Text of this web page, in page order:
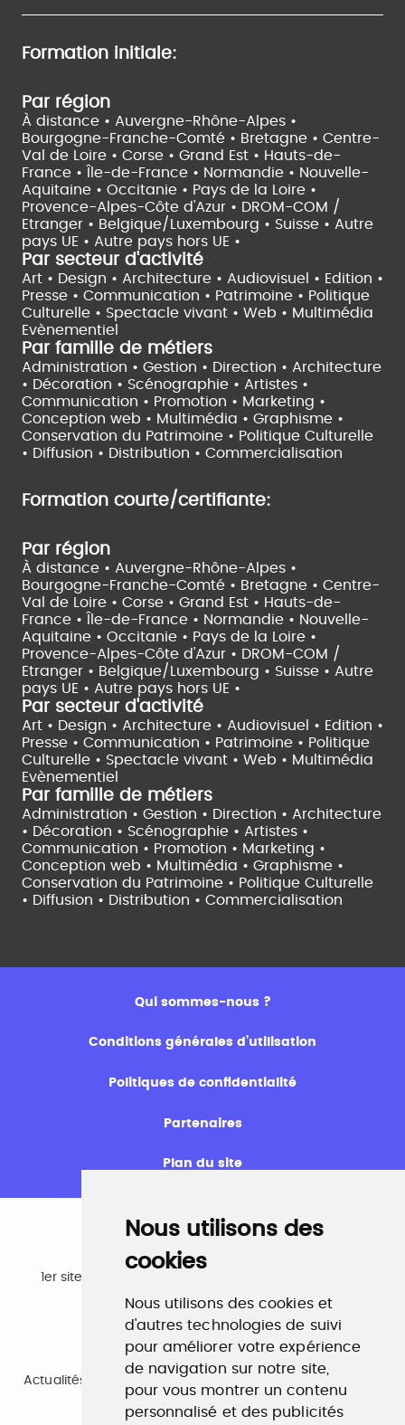
Nous utilisons des
cookies
Nous utilisons des cookies et
d'autres technologies de suivi
pour améliorer votre expérience
de navigation sur notre site,
pour vous montrer un contenu
personnalisé et des publicités
Formation initiale:
Par région
À distance • Auvergne-Rhône-Alpes •
Bourgogne-Franche-Comté • Bretagne • Centre-
Val de Loire • Corse • Grand Est • Hauts-de-
France •
Île-de-France • Normandie • Nouvelle-
Aquitaine • Occitanie • Pays de la Loire •
Provence-Alpes-Côte d'Azur • DROM-COM /
Etranger • Belgique/Luxembourg • Suisse • Autre
pays UE • Autre pays hors UE •
Par secteur d'activité
Art • Design • Architecture • Audiovisuel • Edition •
Presse • Communication • Patrimoine • Politique
Culturelle • Spectacle vivant • Web • Multimédia
Evènementiel
Par famille de métiers
Administration • Gestion • Direction • Architecture
• Décoration • Scénographie • Artistes •
Communication • Promotion • Marketing •
Conception web • Multimédia • Graphisme •
Conservation du Patrimoine • Politique Culturelle
• Diffusion • Distribution • Commercialisation
Formation courte/certifiante:
Par région
À distance • Auvergne-Rhône-Alpes •
Bourgogne-Franche-Comté • Bretagne • Centre-
Val de Loire • Corse • Grand Est • Hauts-de-
France •
Île-de-France • Normandie • Nouvelle-
Aquitaine • Occitanie • Pays de la Loire •
Provence-Alpes-Côte d'Azur • DROM-COM /
Etranger • Belgique/Luxembourg • Suisse • Autre
pays UE • Autre pays hors UE •
Par secteur d'activité
Art • Design • Architecture • Audiovisuel • Edition •
Presse • Communication • Patrimoine • Politique
Culturelle • Spectacle vivant • Web • Multimédia
Evènementiel
Par famille de métiers
Administration • Gestion • Direction • Architecture
• Décoration • Scénographie • Artistes •
Communication • Promotion • Marketing •
Conception web • Multimédia • Graphisme •
Conservation du Patrimoine • Politique Culturelle
• Diffusion • Distribution • Commercialisation
Qui sommes-nous ?
Conditions générales d’utilisation
Politiques de confidentialité
Partenaires
Plan du site
Emploi
1er site emploi du secteur culturel 784.000 visites et
www.profilculture.com
Formation
Actualités, guide et annuaire des formations aux métiers
de la culture.
www.profilculture-formation.com